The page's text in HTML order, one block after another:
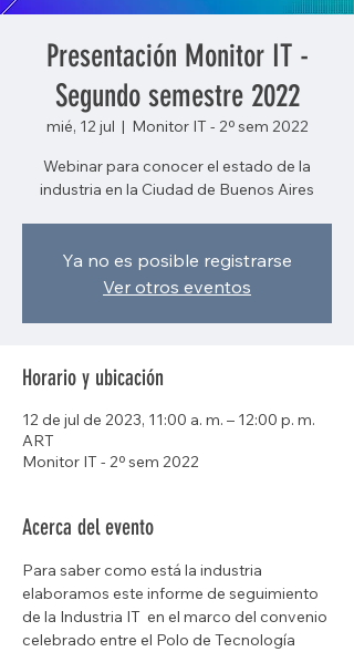
Presentación Monitor IT -
Segundo semestre 2022
mié, 12 jul
  |
Monitor IT - 2º sem 2022
Webinar para conocer el estado de la
industria en la Ciudad de Buenos Aires
Ya no es posible registrarse
Ver otros eventos
Horario y ubicación
12 de jul de 2023, 11:00 a. m. – 12:00 p. m.
ART
Monitor IT - 2º sem 2022
Acerca del evento
Para saber como está la industria
elaboramos este informe de seguimiento
de la Industria IT  en el marco del convenio
celebrado entre el Polo de Tecnología